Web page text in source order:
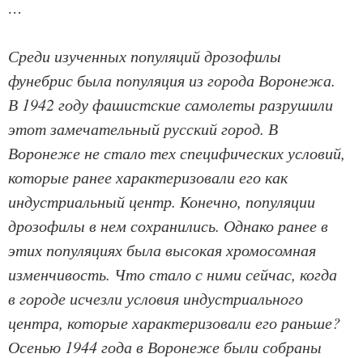
…
Среди изученных популяций дрозофилы
фунебрис была популяция из города Воронежа.
В 1942 году фашистские самолеты разрушили
этот замечательный русский город. В
Воронеже не стало тех специфических условий,
которые ранее характеризовали его как
индустриальный центр. Конечно, популяции
дрозофилы в нем сохранились. Однако ранее в
этих популяциях была высокая хромосомная
изменчивость. Что стало с ними сейчас, когда
в городе исчезли условия индустриального
центра, которые характеризовали его раньше?
Осенью 1944 года в Воронеже были собраны